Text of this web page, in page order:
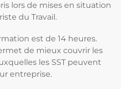
lors de mises en situation
du Travail.
est de 14 heures.
de mieux couvrir les
les SST peuvent
entreprise.